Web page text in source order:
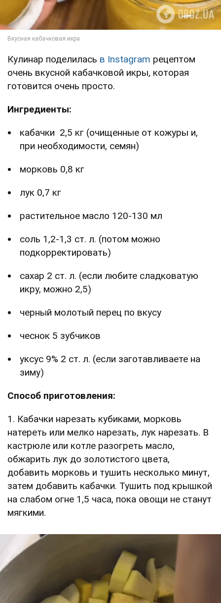
Кулинар поделилась в Instagram рецептом
очень вкусной кабачковой икры, которая
готовится очень просто.
Ингредиенты:
кабачки 2,5 кг (очищенные от кожуры и,
при необходимости, семян)
морковь 0,8 кг
лук 0,7 кг
растительное масло 120-130 мл
соль 1,2-1,3 ст. л. (потом можно
подкорректировать)
сахар 2 ст. л. (если любите сладковатую
икру, можно 2,5)
черный молотый перец по вкусу
чеснок 5 зубчиков
уксус 9% 2 ст. л. (если заготавливаете на
зиму)
Способ приготовления:
1. Кабачки нарезать кубиками, морковь
натереть или мелко нарезать, лук нарезать. В
кастрюле или котле разогреть масло,
обжарить лук до золотистого цвета,
добавить морковь и тушить несколько минут,
затем добавить кабачки. Тушить под крышкой
на слабом огне 1,5 часа, пока овощи не станут
мягкими.